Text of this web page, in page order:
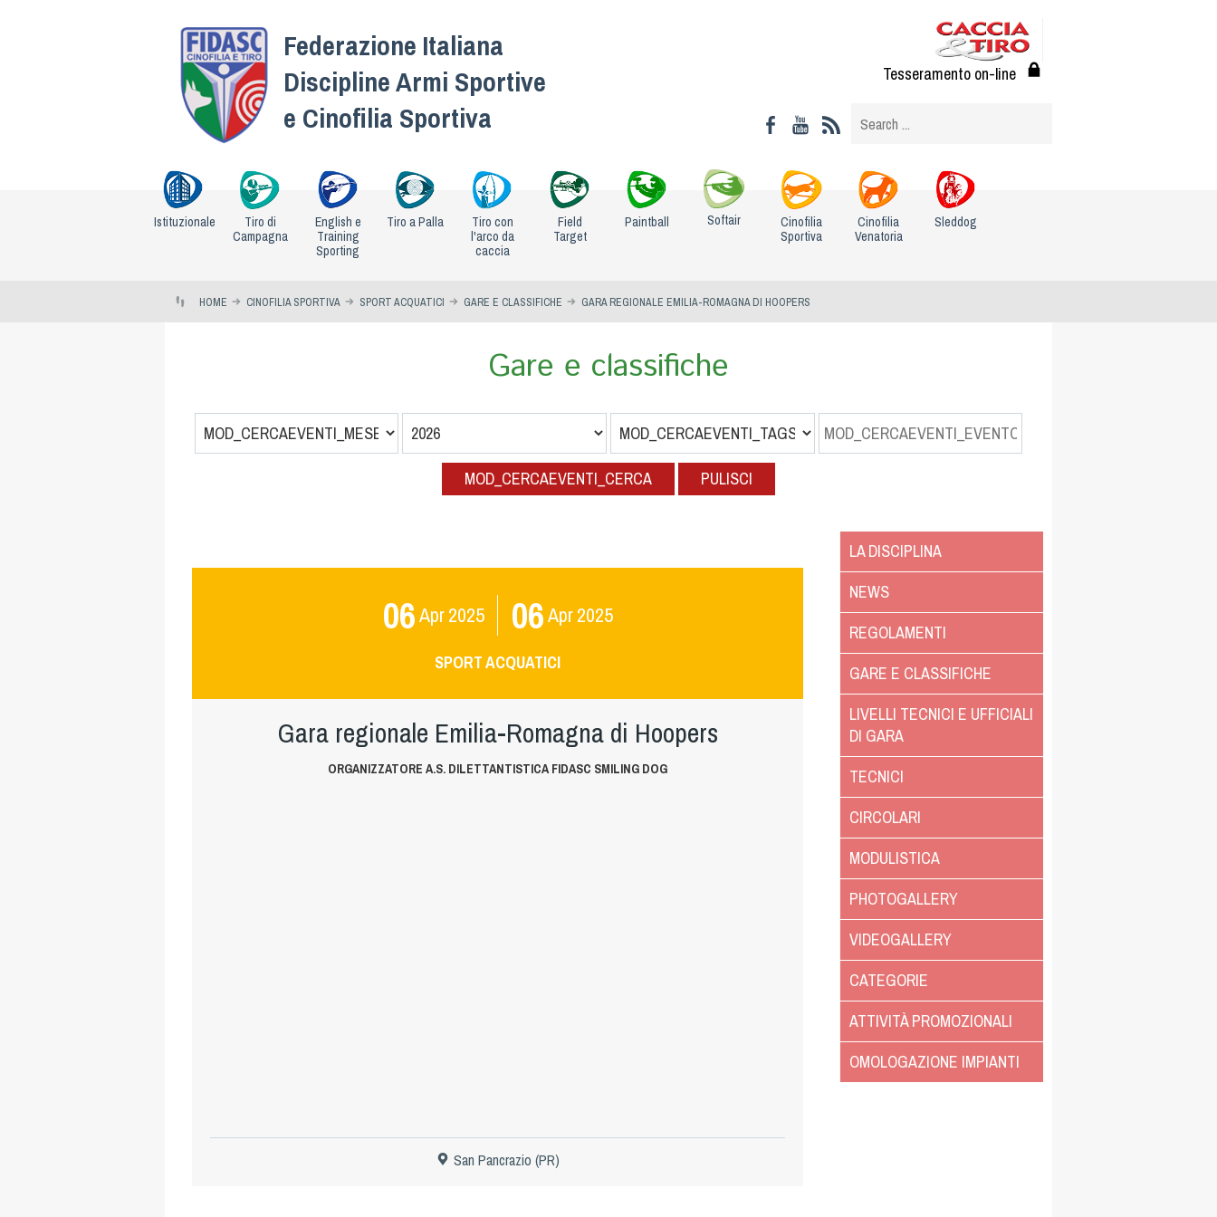
Federazione Italiana
Discipline Armi Sportive
e Cinofilia Sportiva
Tesseramento on-line
Istituzionale
Tiro di
Campagna
English e
Training
Sporting
Tiro a Palla
Tiro con
l'arco da
caccia
Field
Target
Paintball Softair
Cinofilia
Sportiva
Cinofilia
Venatoria
Sleddog
HOME CINOFILIA SPORTIVA SPORT ACQUATICI GARE E CLASSIFICHE GARA REGIONALE EMILIA-ROMAGNA DI HOOPERS
Gare e classifiche
MOD_CERCAEVENTI_CERCA PULISCI
06Apr2025 06Apr2025
SPORT ACQUATICI
Gara regionale Emilia-Romagna di Hoopers
ORGANIZZATORE A.S. DILETTANTISTICA FIDASC SMILING DOG
San Pancrazio (PR)
LA DISCIPLINA
NEWS
REGOLAMENTI
GARE E CLASSIFICHE
LIVELLI TECNICI E UFFICIALI
DI GARA
TECNICI
CIRCOLARI
MODULISTICA
PHOTOGALLERY
VIDEOGALLERY
CATEGORIE
ATTIVITÀ PROMOZIONALI
OMOLOGAZIONE IMPIANTI